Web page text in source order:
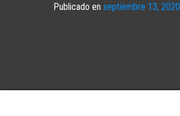
Publicado en septiembre 13, 2020